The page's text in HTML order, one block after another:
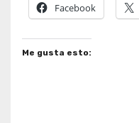
Facebook
Me gusta esto: